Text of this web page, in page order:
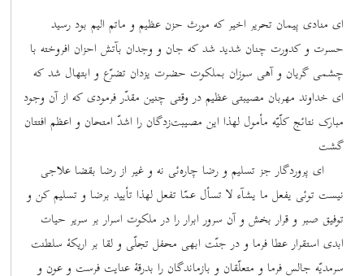
ای منادی پیمان تحریر اخیر که مورث حزن عظیم و ماتم الیم بود رسید
حسرت و کدورت چنان شدید شد که جان و وجدان بآتش احزان افروخته با
چشمی گریان و آهی سوزان بملکوت حضرت یزدان تضرّع و ابتهال شد که
ای خداوند مهربان مصیبتی عظیم در وقتی چنین مقدّر فرمودی که از آن وجود
مبارک نتائج کلّیّه مأمول لهذا این مصیبت‌زدگان را اشدّ امتحان و اعظم افتتان
گشت
ای پروردگار جز تسلیم و رضا چاره‌ئی نه و غیر از رضا بقضا علاجی
نیست توئی یفعل ما یشآء لا تسأل عمّا تفعل لهذا تأیید برضا و تسلیم کن و
توفیق صبر و قرار بخش و آن سرور ابرار را در ملکوت اسرار بر سریر حیات
ابدی استقرار عطا فرما و در جنّت ابهی محفل تجلّی و لقا بر اریکۀ سلطنت
سرمدیّه جالس فرما و متعلّقان و بازماندگان را بدرقۀ عنایت فرست و عون و